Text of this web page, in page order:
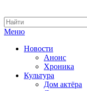
Меню
Новости
Анонс
Хроника
Культура
Дом актёра